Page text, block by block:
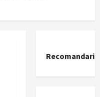
Recomandari